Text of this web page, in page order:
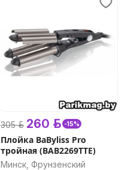
305 р. 260 р. -15%
Плойка BaByliss Pro
тройная (BAB2269TTE)
Минск, Фрунзенский